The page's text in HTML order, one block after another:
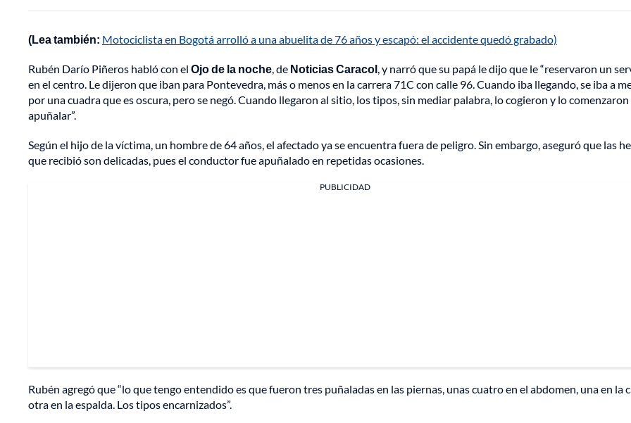
(Lea también: Motociclista en Bogotá arrolló a una abuelita de 76 años y escapó: el accidente quedó grabado)
Rubén Darío Piñeros habló con el Ojo de la noche, de Noticias Caracol, y narró que su papá le dijo que le “reservaron un
en el centro. Le dijeron que iban para Pontevedra, más o menos en la carrera 71C con calle 96. Cuando iba llegando, se iba a
por una cuadra que es oscura, pero se negó. Cuando llegaron al sitio, los tipos, sin mediar palabra, lo cogieron y lo comenzaron
apuñalar”.
Según el hijo de la víctima, un hombre de 64 años, el afectado ya se encuentra fuera de peligro. Sin embargo, aseguró que las
que recibió son delicadas, pues el conductor fue apuñalado en repetidas ocasiones.
PUBLICIDAD
Rubén agregó que “lo que tengo entendido es que fueron tres puñaladas en las piernas, unas cuatro en el abdomen, una en la
otra en la espalda. Los tipos encarnizados”.